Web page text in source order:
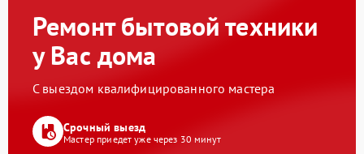
Ремонт бытовой техники
у Вас дома
С выездом квалифицированного мастера
Срочный выезд
Мастер приедет уже через 30 минут